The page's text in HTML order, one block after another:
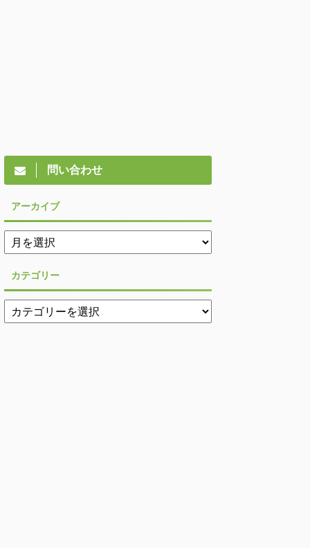
問い合わせ
アーカイブ
カテゴリー